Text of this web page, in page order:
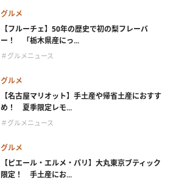
グルメ
【フルーチェ】50年の歴史で初の梨フレーバ
ー！ 「栃木県産にっ...
＃グルメニュース
グルメ
【名古屋マリオット】手土産や帰省土産におすす
め！ 夏季限定レモ...
＃グルメニュース
グルメ
【ピエール・エルメ・パリ】大丸東京ブティック
限定！ 手土産にお...